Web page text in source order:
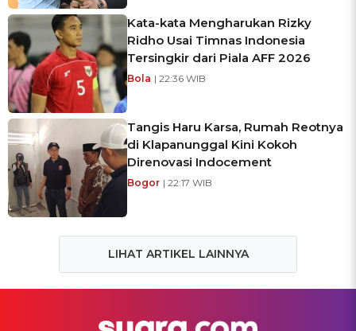
Kata-kata Mengharukan Rizky
Ridho Usai Timnas Indonesia
Tersingkir dari Piala AFF 2026
Bola | 22:36 WIB
Tangis Haru Karsa, Rumah Reotnya
di Klapanunggal Kini Kokoh
Direnovasi Indocement
Bogor | 22:17 WIB
LIHAT ARTIKEL LAINNYA